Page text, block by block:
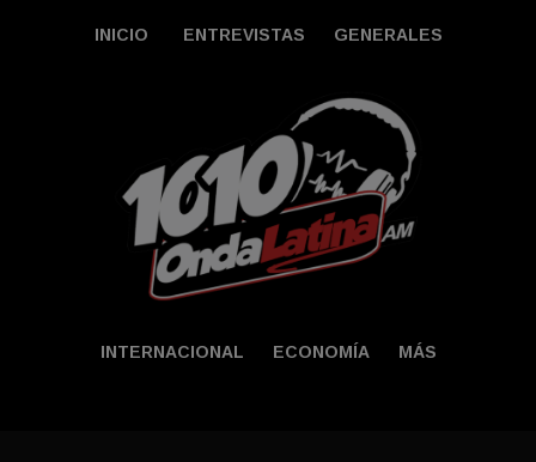
INICIO ENTREVISTAS GENERALES
INTERNACIONAL ECONOMÍA MÁS